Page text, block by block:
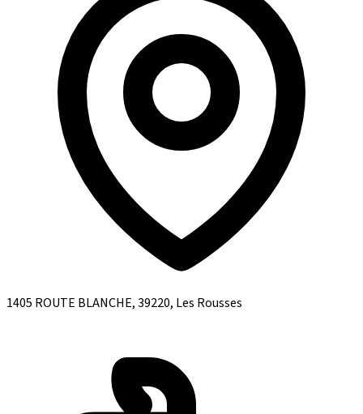
1405 ROUTE BLANCHE, 39220, Les Rousses